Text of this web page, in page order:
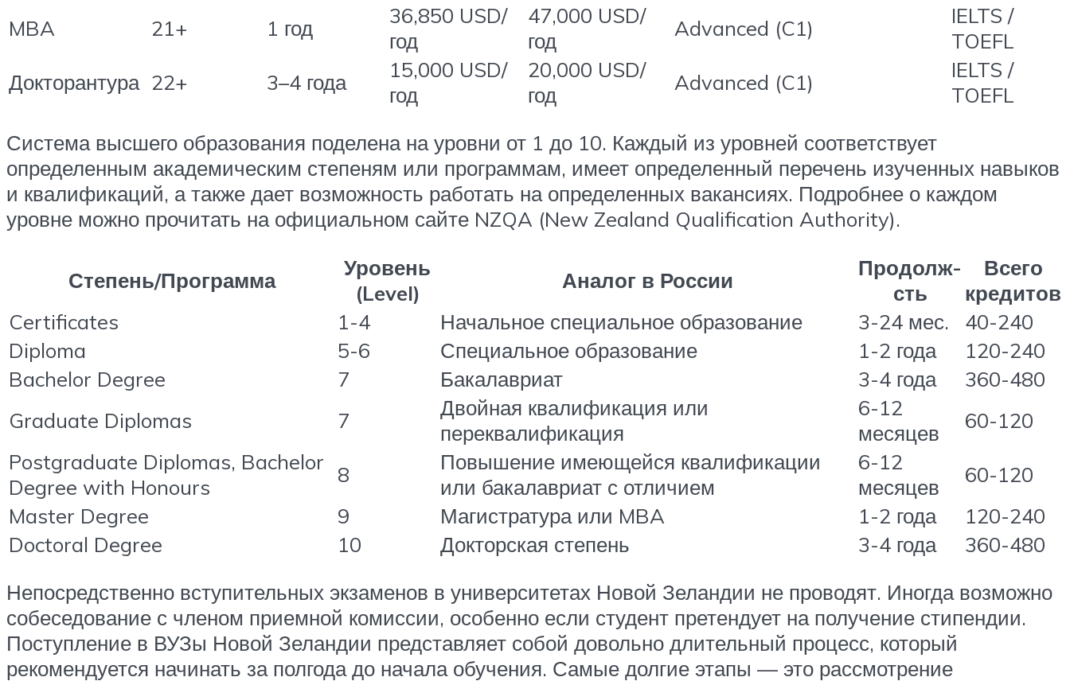
MBA
21+ 1 год
36,850 USD/
год
47,000 USD/
год
Advanced (C1)
IELTS /
TOEFL
Докторантура 22+ 3–4 года
15,000 USD/
год
20,000 USD/
год
Advanced (C1)
IELTS /
TOEFL
Система высшего образования поделена на уровни от 1 до 10. Каждый из уровней соответствует
определенным академическим степеням или программам, имеет определенный перечень изученных навыков
и квалификаций, а также дает возможность работать на определенных вакансиях. Подробнее о каждом
уровне можно прочитать на официальном сайте NZQA (New Zealand Qualification Authority).
Степень/Программа
Уровень
(Level)
Аналог в России
Продолж-
сть
Всего
кредитов
Certificates
1-4 Начальное специальное образование 3-24 мес.
40-240
Diploma
5-6 Специальное образование 1-2 года
120-240
Bachelor Degree
7 Бакалавриат 3-4 года
360-480
Graduate Diplomas
7
Двойная квалификация или
переквалификация
6-12
месяцев
60-120
Postgraduate Diplomas, Bachelor
Degree with Honours
8
Повышение имеющейся квалификации
или бакалавриат с отличием
6-12
месяцев
60-120
Master Degree
9 Магистратура или MBA 1-2 года
120-240
Doctoral Degree
10 Докторская степень 3-4 года
360-480
Непосредственно вступительных экзаменов в университетах Новой Зеландии не проводят. Иногда возможно
собеседование с членом приемной комиссии, особенно если студент претендует на получение стипендии.
Поступление в ВУЗы Новой Зеландии представляет собой довольно длительный процесс, который
рекомендуется начинать за полгода до начала обучения. Самые долгие этапы — это рассмотрение